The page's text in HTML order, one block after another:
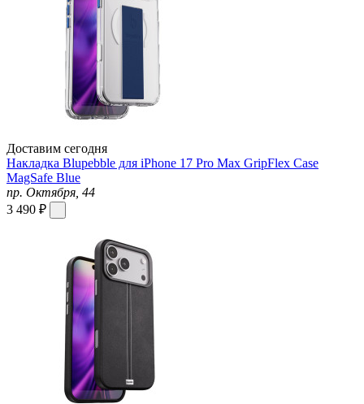
Доставим сегодня
Накладка Blupebble для iPhone 17 Pro Max GripFlex Case
MagSafe Blue
пр. Октября, 44
3 490 ₽